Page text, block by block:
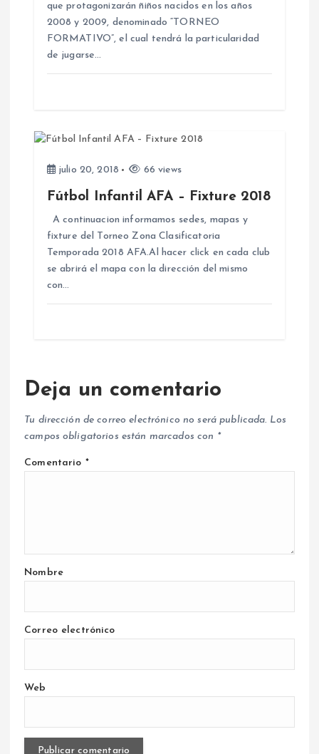
que protagonizarán ñiños nacidos en los años
2008 y 2009, denominado “TORNEO
FORMATIVO”, el cual tendrá la particularidad
de jugarse…
julio 20, 2018 66 views
Fútbol Infantil AFA – Fixture 2018
A continuacion informamos sedes, mapas y
fixture del Torneo Zona Clasificatoria
Temporada 2018 AFA.Al hacer click en cada club
se abrirá el mapa con la dirección del mismo
con…
Deja un comentario
Tu dirección de correo electrónico no será publicada. Los
campos obligatorios están marcados con *
Comentario *
Nombre
Correo electrónico
Web